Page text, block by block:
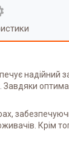
Крім